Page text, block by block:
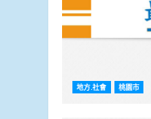
地方.社會 桃園市